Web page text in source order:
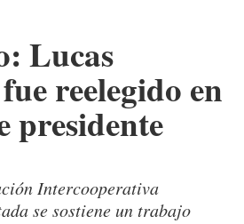
Lucas
reelegido en
presidente
Intercooperativa
se sostiene un trabajo